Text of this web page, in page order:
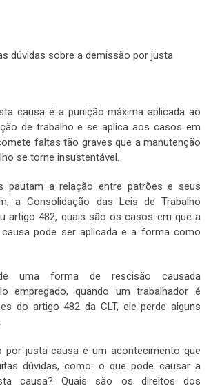
causa é a punição máxima aplicada ao
de trabalho e se aplica aos casos em
faltas tão graves que a manutenção
se torne insustentável.
pautam a relação entre patrões e seus
a Consolidação das Leis de Trabalho
artigo 482, quais são os casos em que a
pode ser aplicada e a forma como
uma forma de rescisão causada
empregado, quando um trabalhador é
do artigo 482 da CLT, ele perde alguns
por justa causa é um acontecimento que
dúvidas, como: o que pode causar a
causa? Quais são os direitos dos